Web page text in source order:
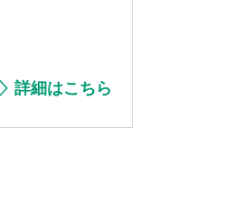
詳細はこちら